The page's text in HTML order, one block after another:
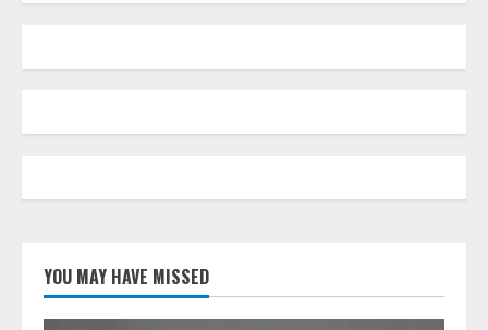
YOU MAY HAVE MISSED